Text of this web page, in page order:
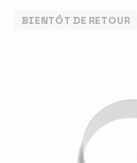
BIENTÔT DE RETOUR